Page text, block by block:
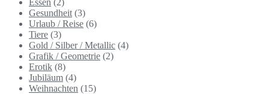
Gesundheit (3)
Urlaub / Reise (6)
Tiere (3)
Gold / Silber / Metallic (4)
Grafik / Geometrie (2)
Erotik (8)
Jubiläum (4)
Weihnachten (15)